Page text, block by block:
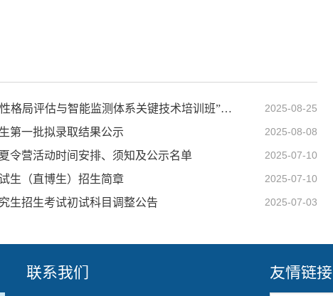
2025-08-25
关于招募“第二届‘一带一路’地区昆虫多样性格局评估与智能监测体系关键技术培训班”学员的通知（第二轮）
2025-08-08
第一批拟录取结果公示
2025-07-10
令营活动时间安排、须知及公示名单
2025-07-10
生（直博生）招生简章
2025-07-03
生招生考试初试科目调整公告
联系我们 友情链接